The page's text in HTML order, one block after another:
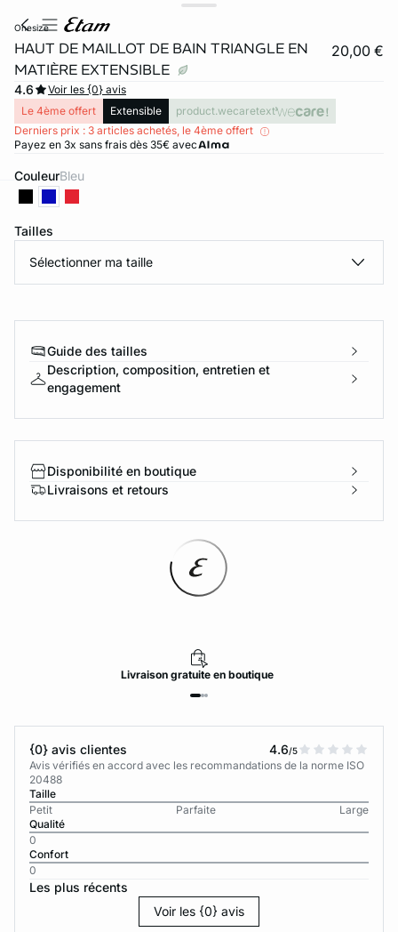
onesize
HAUT DE MAILLOT DE BAIN TRIANGLE EN
MATIÈRE EXTENSIBLE
20,00 €
4.6
Voir les {0} avis
Le 4ème offert
Extensible
product.wecaretext
Derniers prix : 3 articles achetés, le 4ème offert
Payez en 3x sans frais dès 35€ avec
Couleur bleu
Tailles
Sélectionner ma taille
Guide des tailles
Description, composition, entretien et
engagement
Disponibilité en boutique
Livraisons et retours
Livraisongratuiteen boutique
{0} avis clientes 4.6/5
Avis vérifiés en accord avec les recommandations de la norme ISO
20488
Taille
Petit
Parfaite
Large
Qualité
0
Confort
0
Les plus récents
Voir les {0} avis